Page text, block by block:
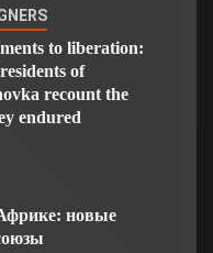
to liberation:
of
recount the
endured
новые